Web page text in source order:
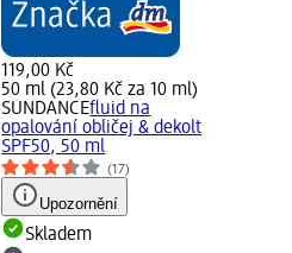
119,00 Kč
50 ml (23,80 Kč za 10 ml)
SUNDANCEfluid na
opalování obličej & dekolt
SPF50, 50 ml
(17)
Upozornění
Skladem